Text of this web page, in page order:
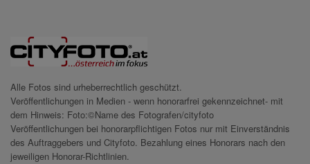
Alle Fotos sind urheberrechtlich geschützt.
Veröffentlichungen in Medien - wenn honorarfrei gekennzeichnet- mit
dem Hinweis: Foto:©Name des Fotografen/cityfoto
Veröffentlichungen bei honorarpflichtigen Fotos nur mit Einverständnis
des Auftraggebers und Cityfoto. Bezahlung eines Honorars nach den
jeweiligen Honorar-Richtlinien.